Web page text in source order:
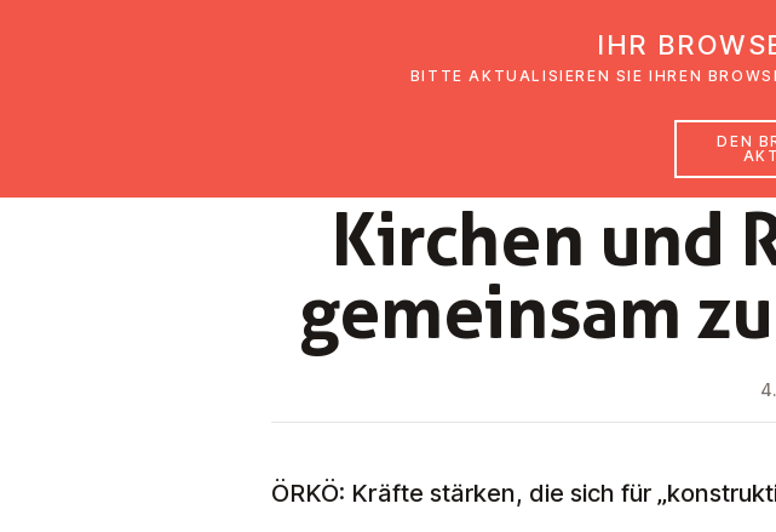
Kirchen und
gemeinsam
ÖRKÖ: Kräfte stärken, die sich für
IHR
BITTE AKTUALISIEREN SIE IHREN
DEN